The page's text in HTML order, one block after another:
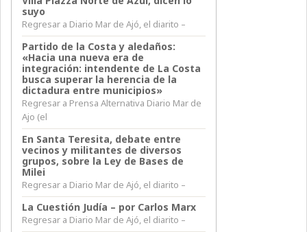
suyo
Regresar a Diario Mar de Ajó, el diarito –
Partido de la Costa y aledaños:
«Hacia una nueva era de
integración: intendente de La Costa
busca superar la herencia de la
dictadura entre municipios»
Regresar a Prensa Alternativa Diario Mar de
Ajo (el
En Santa Teresita, debate entre
vecinos y militantes de diversos
grupos, sobre la Ley de Bases de
Milei
Regresar a Diario Mar de Ajó, el diarito –
La Cuestión Judía – por Carlos Marx
Regresar a Diario Mar de Ajó, el diarito –